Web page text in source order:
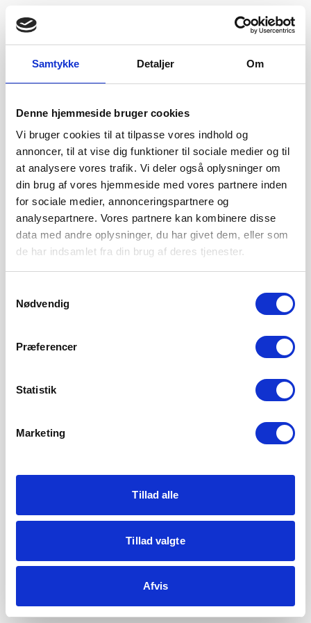
Samtykke Detaljer Om
Denne hjemmeside bruger cookies
Vi bruger cookies til at tilpasse vores indhold og
annoncer, til at vise dig funktioner til sociale medier og til
at analysere vores trafik. Vi deler også oplysninger om
din brug af vores hjemmeside med vores partnere inden
for sociale medier, annonceringspartnere og
analysepartnere. Vores partnere kan kombinere disse
data med andre oplysninger, du har givet dem, eller som
de har indsamlet fra din brug af deres tjenester.
Nødvendig
Præferencer
Statistik
Marketing
Tillad alle
Tillad valgte
Afvis